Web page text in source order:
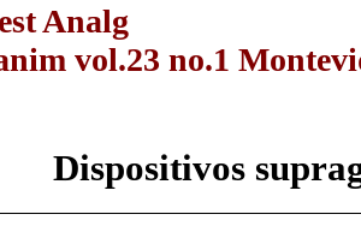
Analg
vol.23 no.1
Dispositivos